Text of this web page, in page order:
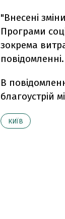
"Внесені
Програми
зокрема
повідомленні.
В
благоустрій
КИЇВ